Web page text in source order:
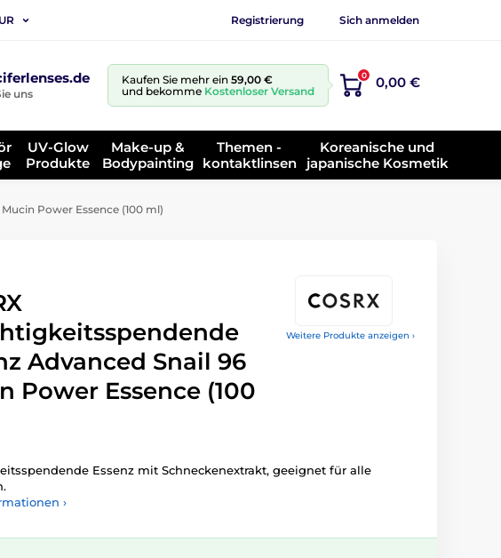
Registrierung Sich anmelden
uns
Kaufen Sie mehr ein 59,00 €
und bekomme Kostenloser Versand
0 0,00 €
UV-Glow
Produkte
Make-up &
Bodypainting
Themen -
kontaktlinsen
Koreanische und
japanische Kosmetik
Power Essence (100 ml)
Weitere Produkte anzeigen ›
Advanced Snail 96
Power Essence (100
Essenz mit Schneckenextrakt, geeignet für alle
›